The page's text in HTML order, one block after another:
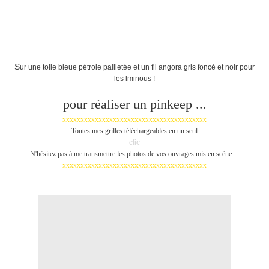
Sur une toile bleue pétrole pailletée et un fil angora gris foncé et noir pour
les lminous !
pour réaliser un pinkeep ...
XXXXXXXXXXXXXXXXXXXXXXXXXXXXXXXXXXXXXXXX
Toutes mes grilles téléchargeables en un seul
clic
N'hésitez pas à me transmettre les photos de vos ouvrages mis en scène ...
XXXXXXXXXXXXXXXXXXXXXXXXXXXXXXXXXXXXXXXX